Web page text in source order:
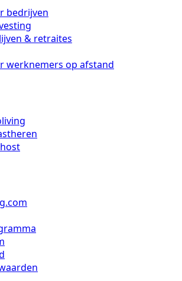
bedrijven
& retraites
werknemers op afstand